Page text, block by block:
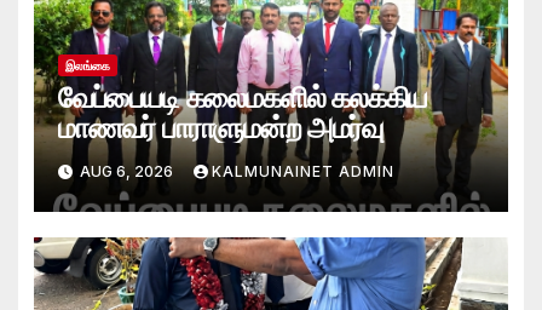
இலங்கை
வேப்பையடி கலைமகளில் கலக்கிய
மாணவர் பாராளுமன்ற அமர்வு
AUG 6, 2026 KALMUNAINET ADMIN